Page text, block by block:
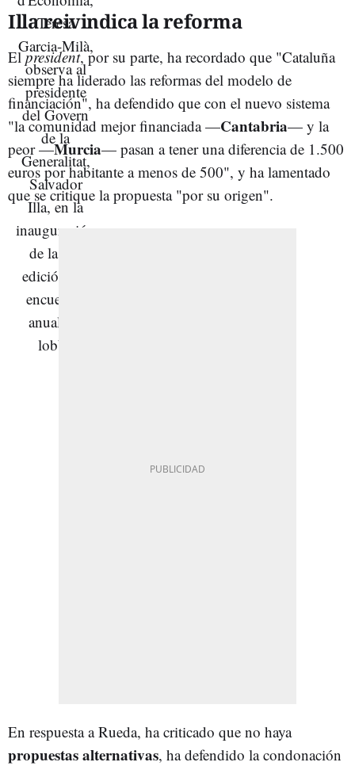
Illa reivindica la reforma
Elpresident, por su parte, ha recordado que "Cataluña
siempre ha liderado las reformas del modelo de
financiación", ha defendido que con el nuevo sistema
"la comunidad mejor financiada —Cantabria— y la
peor —Murcia— pasan a tener una diferencia de 1.500
euros por habitante a menos de 500", y ha lamentado
que se critique la propuesta "por su origen".
En respuesta a Rueda, ha criticado que no haya
propuestas alternativas, ha defendido la condonación